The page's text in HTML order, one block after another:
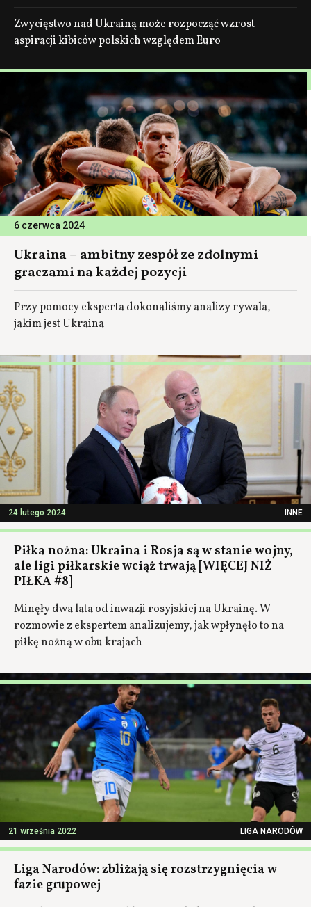
Zwycięstwo nad Ukrainą może rozpocząć wzrost
aspiracji kibiców polskich względem Euro
6 czerwca 2024
Ukraina – ambitny zespół ze zdolnymi
graczami na każdej pozycji
Przy pomocy eksperta dokonaliśmy analizy rywala,
jakim jest Ukraina
24 lutego 2024 INNE
Piłka nożna: Ukraina i Rosja są w stanie wojny,
ale ligi piłkarskie wciąż trwają [WIĘCEJ NIŻ
PIŁKA #8]
Minęły dwa lata od inwazji rosyjskiej na Ukrainę. W
rozmowie z ekspertem analizujemy, jak wpłynęło to na
piłkę nożną w obu krajach
21 września 2022 LIGA NARODÓW
Liga Narodów: zbliżają się rozstrzygnięcia w
fazie grupowej